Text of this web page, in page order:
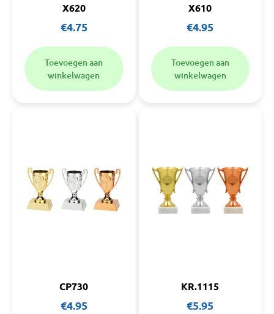
X620
€4.75
Toevoegen aan
winkelwagen
X610
€4.95
Toevoegen aan
winkelwagen
CP730
€4.95
KR.1115
€5.95